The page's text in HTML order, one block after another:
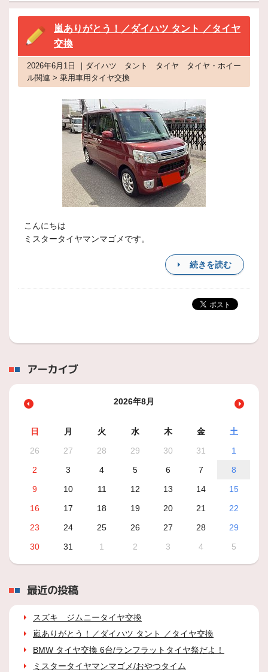
嵐ありがとう！／ダイハツ タント ／タイヤ
交換
2026年6月1日 ｜ダイハツ タント タイヤ タイヤ・ホイー
ル関連 > 乗用車用タイヤ交換
こんにちは
ミスタータイヤマンマゴメです。
続きを読む
アーカイブ
2026年8月
日 月 火 水 木 金
土
26
27 28 29 30 31
1
2
3 4 5 6 7
8
9
10 11 12 13 14
15
16
17 18 19 20 21
22
23
24 25 26 27 28
29
30
31 1 2 3 4 5
最近の投稿
スズキ ジムニータイヤ交換
嵐ありがとう！／ダイハツ タント ／タイヤ交換
BMW タイヤ交換 6台/ランフラットタイヤ祭だよ！
ミスタータイヤマンマゴメ/おやつタイム